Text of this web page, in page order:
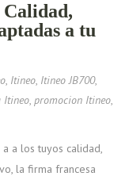
a tu
, Itineo, Itineo JB700,
Itineo, promocion Itineo,
a a los tuyos calidad,
la firma francesa